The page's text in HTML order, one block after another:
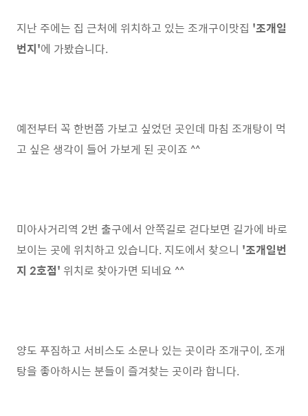
지난 주에는 집 근처에 위치하고 있는 조개구이맛집 '조개일
번지'에 가봤습니다.
예전부터 꼭 한번쯤 가보고 싶었던 곳인데 마침 조개탕이 먹
고 싶은 생각이 들어 가보게 된 곳이죠 ^^
미아사거리역 2번 출구에서 안쪽길로 걷다보면 길가에 바로
보이는 곳에 위치하고 있습니다. 지도에서 찾으니 '조개일번
지 2호점' 위치로 찾아가면 되네요 ^^
양도 푸짐하고 서비스도 소문나 있는 곳이라 조개구이, 조개
탕을 좋아하시는 분들이 즐겨찾는 곳이라 합니다.